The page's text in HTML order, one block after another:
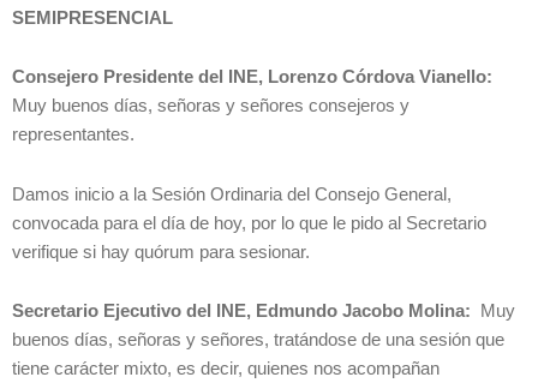
SEMIPRESENCIAL
Consejero Presidente del INE, Lorenzo Córdova Vianello:
Muy buenos días, señoras y señores consejeros y
representantes.
Damos inicio a la Sesión Ordinaria del Consejo General,
convocada para el día de hoy, por lo que le pido al Secretario
verifique si hay quórum para sesionar.
Secretario Ejecutivo del INE, Edmundo Jacobo Molina:
Muy
buenos días, señoras y señores, tratándose de una sesión que
tiene carácter mixto, es decir, quienes nos acompañan